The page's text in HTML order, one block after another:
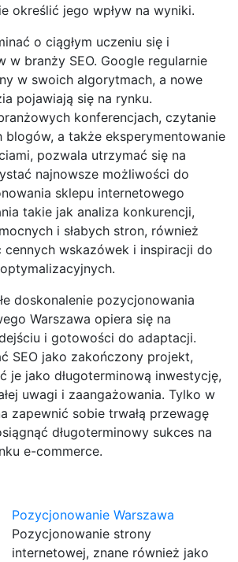
określić jego wpływ na wyniki.
o ciągłym uczeniu się i
w branży SEO. Google regularnie
w swoich algorytmach, a nowe
pojawiają się na rynku.
konferencjach, czytanie
blogów, a także eksperymentowanie
pozwala utrzymać się na
najnowsze możliwości do
sklepu internetowego
takie jak analiza konkurencji,
i słabych stron, również
wskazówek i inspiracji do
doskonalenie pozycjonowania
Warszawa opiera się na
i gotowości do adaptacji.
SEO jako zakończony projekt,
je jako długoterminową inwestycję,
uwagi i zaangażowania. Tylko w
zapewnić sobie trwałą przewagę
długoterminowy sukces na
e-commerce.
Pozycjonowanie Warszawa
Pozycjonowanie strony
internetowej, znane również jako